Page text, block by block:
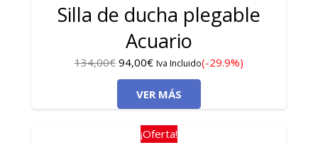
Silla de ducha plegable
Acuario
134,00€ El
precio
original
era:
134,00€.
94,00€El
precio
actual
es:
94,00€.
Iva Incluido(-29.9%)
VER MÁS
¡Oferta!